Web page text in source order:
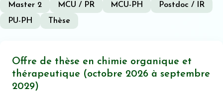
Master 2
MCU / PR MCU-PH
Postdoc / IR
PU-PH
Thèse
Offre de thèse en chimie organique et
thérapeutique (octobre 2026 à septembre
2029)